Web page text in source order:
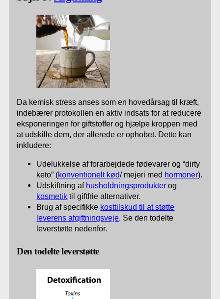
Da kemisk stress anses som en hovedårsag til kræft,
indebærer protokollen en aktiv indsats for at reducere
eksponeringen for giftstoffer og hjælpe kroppen med
at udskille dem, der allerede er ophobet. Dette kan
inkludere:
Udelukkelse af forarbejdede fødevarer og “dirty
keto” (konventionelt kød/ mejeri med hormoner).
Udskiftning af husholdningsprodukter og
kosmetik til giftfrie alternativer.
Brug af specifikke kosttilskud til at støtte
leverens afgiftningsveje. Se den todelte
leverstøtte nedenfor.
Den todelte leverstøtte